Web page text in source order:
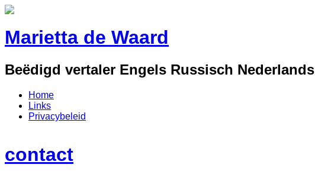
Marietta de Waard
Beëdigd vertaler Engels Russisch Nederlands
Home
Links
Privacybeleid
contact